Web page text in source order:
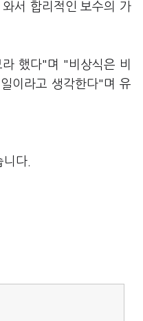
서 합리적인 보수의 가
했다"며 "비상식은 비
이라고 생각한다"며 유
다.